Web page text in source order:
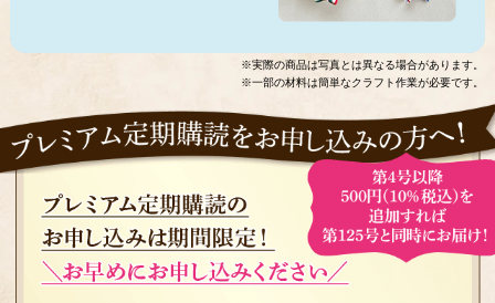
※実際の商品は写真とは異なる場合があります。
※一部の材料は簡単なクラフト作業が必要です。